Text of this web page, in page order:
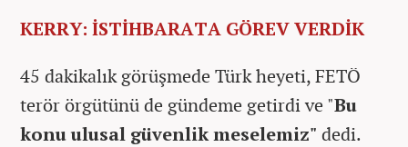
KERRY: İSTİHBARATA GÖREV VERDİK
45 dakikalık görüşmede Türk heyeti, FETÖ
terör örgütünü de gündeme getirdi ve "Bu
konu ulusal güvenlik meselemiz" dedi.